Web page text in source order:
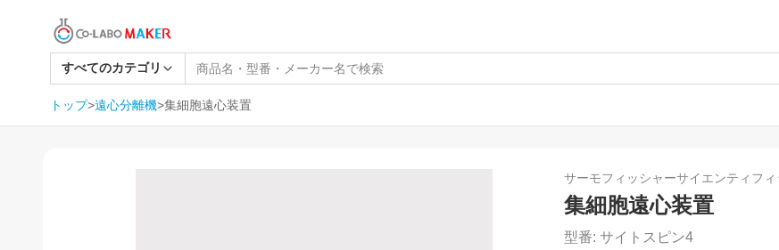
すべてのカテゴリ
トップ>遠心分離機>集細胞遠心装置
サーモフィッシャーサイエンティフィ
集細胞遠心装置
型番: サイトスピン4